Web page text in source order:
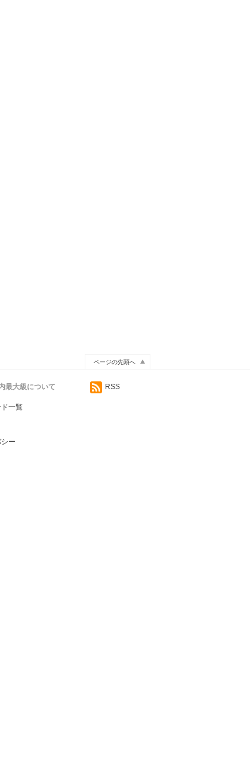
ページの先頭へ
最大級について
一覧
ー
RSS